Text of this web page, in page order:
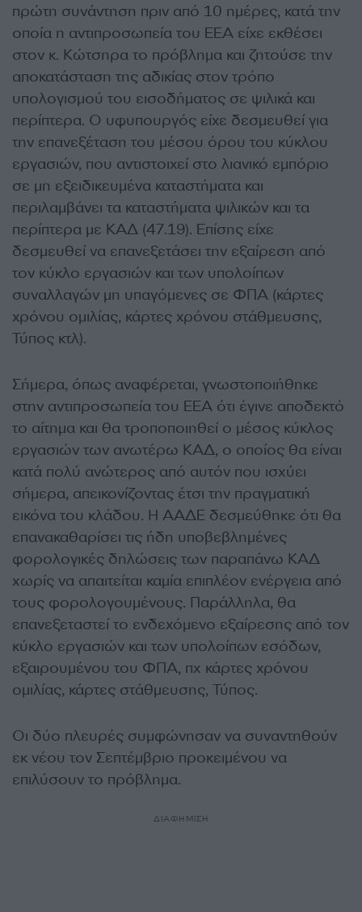
πρώτη συνάντηση πριν από 10 ημέρες, κατά την
οποία η αντιπροσωπεία του ΕΕΑ είχε εκθέσει
στον κ. Κώτσηρα το πρόβλημα και ζητούσε την
αποκατάσταση της αδικίας στον τρόπο
υπολογισμού του εισοδήματος σε ψιλικά και
περίπτερα. Ο υφυπουργός είχε δεσμευθεί για
την επανεξέταση του μέσου όρου του κύκλου
εργασιών, που αντιστοιχεί στο λιανικό εμπόριο
σε μη εξειδικευμένα καταστήματα και
περιλαμβάνει τα καταστήματα ψιλικών και τα
περίπτερα με ΚΑΔ (47.19). Επίσης είχε
δεσμευθεί να επανεξετάσει την εξαίρεση από
τον κύκλο εργασιών και των υπολοίπων
συναλλαγών μη υπαγόμενες σε ΦΠΑ (κάρτες
χρόνου ομιλίας, κάρτες χρόνου στάθμευσης,
Τύπος κτλ).
Σήμερα, όπως αναφέρεται, γνωστοποιήθηκε
στην αντιπροσωπεία του ΕΕΑ ότι έγινε αποδεκτό
το αίτημα και θα τροποποιηθεί ο μέσος κύκλος
εργασιών των ανωτέρω ΚΑΔ, ο οποίος θα είναι
κατά πολύ ανώτερος από αυτόν που ισχύει
σήμερα, απεικονίζοντας έτσι την πραγματική
εικόνα του κλάδου. Η ΑΑΔΕ δεσμεύθηκε ότι θα
επανακαθαρίσει τις ήδη υποβεβλημένες
φορολογικές δηλώσεις των παραπάνω ΚΑΔ
χωρίς να απαιτείται καμία επιπλέον ενέργεια από
τους φορολογουμένους. Παράλληλα, θα
επανεξεταστεί το ενδεχόμενο εξαίρεσης από τον
κύκλο εργασιών και των υπολοίπων εσόδων,
εξαιρουμένου του ΦΠΑ, πχ κάρτες χρόνου
ομιλίας, κάρτες στάθμευσης, Τύπος.
Οι δύο πλευρές συμφώνησαν να συναντηθούν
εκ νέου τον Σεπτέμβριο προκειμένου να
επιλύσουν το πρόβλημα.
ΔΙΑΦΗΜΙΣΗ